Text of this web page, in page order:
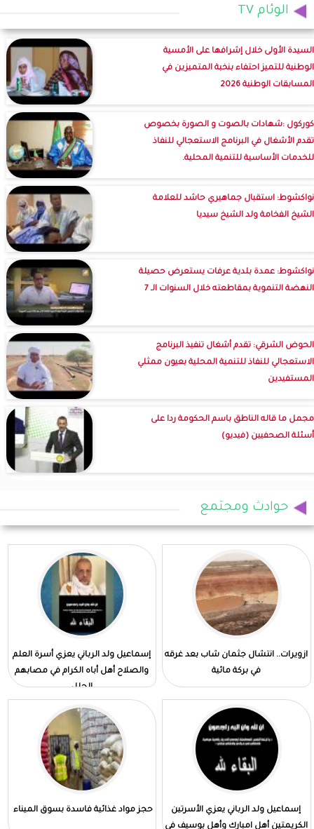
الوئام TV
السيدة الأولى خلال إشرافها على الأمسية
الوطنية للتميز احتفاء بنخبة المتميزين في
المسابقات الوطنية 2026
كوركول :شهادات بالصوت و الصورة بخصوص
تقدم الأشغال في البرنامج الاستعجالي للنفاذ
للخدمات الأساسية للتنمية المحلية.
نواكشوط: استقبال جماهيري حاشد للعلامة
الشيخ الفخامة ولد الشيخ سيديا
نواكشوط: عمدة بلدية عرفات يستعرض حصيلة
النهضة التنموية بمقاطعته خلال السنوات الـ 7
الحوض الشرقي: تقدم أشغال تنفيذ البرنامج
الاستعجالي للنفاذ للتنمية المحلية بعيون ممثلي
المستفيدين
مجمل ما قاله الناطق باسم الحكومة ردا على
أسئلة الصحفيين (فيديو)
حوادث ومجتمع
ازويرات.. انتشال جثمان شاب بعد غرقه
في بركة مائية
إسماعيل ولد الرباني يعزي أسرة العلم
والصلاح أهل أباه الكرام في مصابهم
الجلل
إسماعيل ولد الرباني يعزي الأسرتين
الكريمتين أهل امبارك وأهل بوسيف في
حجز مواد غذائية فاسدة بسوق الميناء